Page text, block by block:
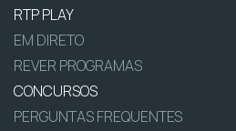
RTP PLAY
EM DIRETO
REVER PROGRAMAS
CONCURSOS
PERGUNTAS FREQUENTES